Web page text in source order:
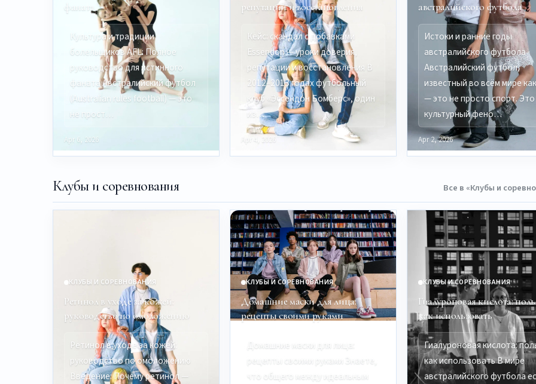
фаната
Культура и традиции
болельщиков AFL: Полное
руководство для истинного
фаната Австралийский футбол
(Australian rules football) — это
не прост…
Apr 6, 2026
репутации и восстановления
Кейс: скандал с добавками
Essendon — уроки доверия,
репутации и восстановления В
2012–2013 годах футбольный
клуб «Эссендон Бомберс», один
из…
Apr 4, 2026
австралийского футбола
Истоки и ранние годы
австралийского футбола
Австралийский футбол,
известный во всём мире
— это не просто спорт. Это
культурный фено…
Apr 2, 2026
Клубы и соревнования Все в «Клубы и
КЛУБЫ И СОРЕВНОВАНИЯ
Ретинол в уходе за кожей:
руководство по омоложению
Ретинол в уходе за кожей:
руководство по омоложению
Введение: Почему ретинол —
КЛУБЫ И СОРЕВНОВАНИЯ
Домашние маски для лица:
рецепты своими руками
Домашние маски для лица:
рецепты своими руками Знаете,
что общего между идеальным
КЛУБЫ И СОРЕВНОВАНИЯ
Гиалуроновая кислота:
как использовать
Гиалуроновая кислота:
как использовать В мире
австралийского футбола